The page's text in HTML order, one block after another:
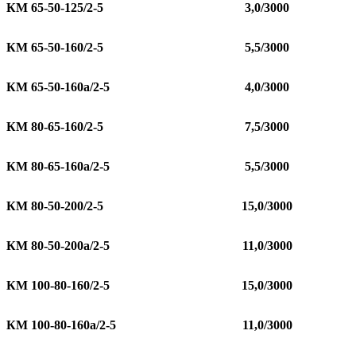
КМ 65-50-125/2-5 3,0/3000
КМ 65-50-160/2-5 5,5/3000
КМ 65-50-160а/2-5 4,0/3000
КМ 80-65-160/2-5 7,5/3000
КМ 80-65-160а/2-5 5,5/3000
КМ 80-50-200/2-5 15,0/3000
КМ 80-50-200а/2-5 11,0/3000
КМ 100-80-160/2-5 15,0/3000
КМ 100-80-160а/2-5 11,0/3000